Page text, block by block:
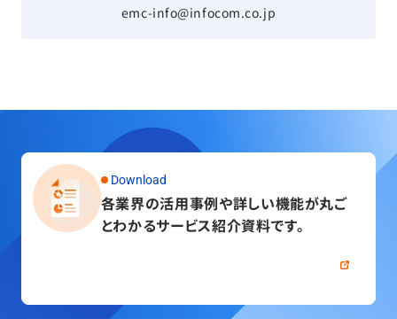
emc-info@infocom.co.jp
Download
各業界の活用事例や詳しい機能が丸ご
とわかるサービス紹介資料です。